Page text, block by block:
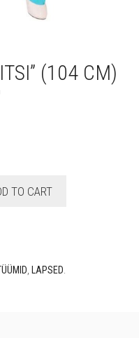
(104 CM)
TO CART
LAPSED